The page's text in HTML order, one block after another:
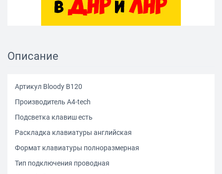
Описание
Артикул Bloody B120
Производитель A4-tech
Подсветка клавиш есть
Раскладка клавиатуры английская
Формат клавиатуры полноразмерная
Тип подключения проводная